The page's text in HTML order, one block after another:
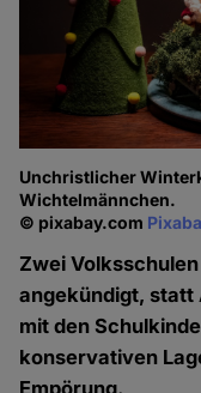
Unchristlicher
Wichtelmännchen.
© pixabay.com
Zwei
angekündigt,
mit den
konservativen